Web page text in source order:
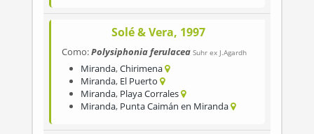
Solé & Vera, 1997
Como:Polysiphonia ferulacea Suhr ex J.Agardh
Miranda,Chirimena
Miranda, El Puerto
Miranda, Playa Corrales
Miranda, Punta Caimán en Miranda